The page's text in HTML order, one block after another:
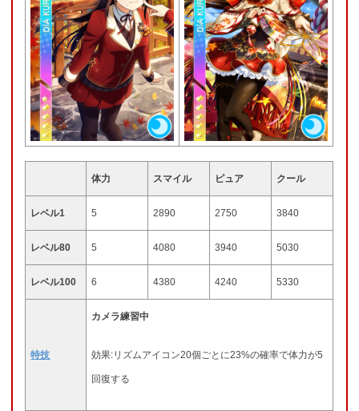
体力 スマイル ピュア クール
レベル1 5 2890 2750 3840
レベル80 5 4080 3940 5030
レベル100 6 4380 4240 5330
特技
カメラ練習中
効果:リズムアイコン20個ごとに23%の確率で体力が5
回復する